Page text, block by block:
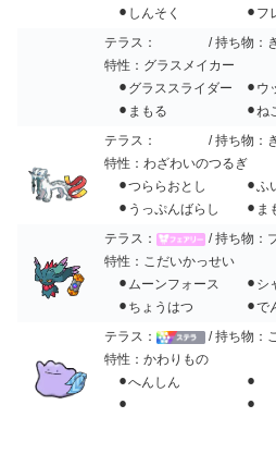
⚫︎しんそく ⚫︎フレ
テラス：
/ 持ち物：
特性：グラスメイカー
⚫︎グラススライダー ⚫︎ウ
⚫︎まもる ⚫︎ねこ
テラス：
/ 持ち物：
特性：わざわいのつるぎ
⚫︎つららおとし ⚫︎ふ
⚫︎うっぷんばらし ⚫︎ま
テラス：
/ 持ち物：
特性：こだいかっせい
⚫︎ムーンフォース ⚫︎シ
⚫︎ちょうはつ ⚫︎でん
テラス：
/ 持ち物：
特性：かわりもの
⚫︎へんしん ⚫︎
⚫︎ ⚫︎